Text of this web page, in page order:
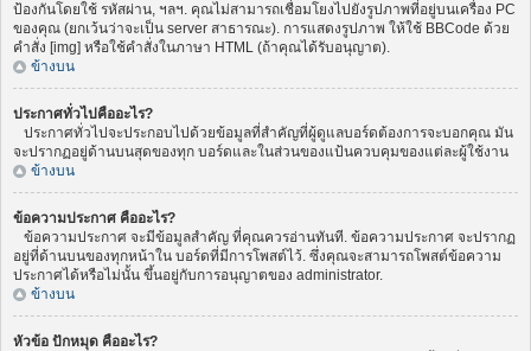
ป้องกันโดยใช้ รหัสผ่าน, ฯลฯ. คุณไม่สามารถเชื่อมโยงไปยังรูปภาพที่อยู่บนเครื่อง PC
ของคุณ (ยกเว้นว่าจะเป็น server สาธารณะ). การแสดงรูปภาพ ให้ใช้ BBCode ด้วย
คำสั่ง [img] หรือใช้คำสั่งในภาษา HTML (ถ้าคุณได้รับอนุญาต).
ข้างบน
ประกาศทั่วไปคืออะไร?
ประกาศทั่วไปจะประกอบไปด้วยข้อมูลที่สำคัญที่ผู้ดูแลบอร์ดต้องการจะบอกคุณ มัน
จะปรากฏอยู่ด้านบนสุดของทุก บอร์ดและในส่วนของแป้นควบคุมของแต่ละผู้ใช้งาน
ข้างบน
ข้อความประกาศ คืออะไร?
ข้อความประกาศ จะมีข้อมูลสำคัญ ที่คุณควรอ่านทันที. ข้อความประกาศ จะปรากฏ
อยู่ที่ด้านบนของทุกหน้าใน บอร์ดที่มีการโพสต์ไว้. ซึ่งคุณจะสามารถโพสต์ข้อความ
ประกาศได้หรือไม่นั้น ขึ้นอยู่กับการอนุญาตของ administrator.
ข้างบน
หัวข้อ ปักหมุด คืออะไร?